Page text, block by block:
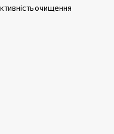
очищення